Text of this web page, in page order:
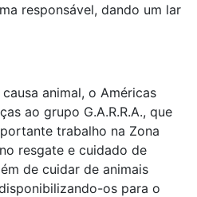
responsável, dando um lar
animal, o Américas
ao grupo G.A.R.R.A., que
trabalho na Zona
resgate e cuidado de
de cuidar de animais
os para o